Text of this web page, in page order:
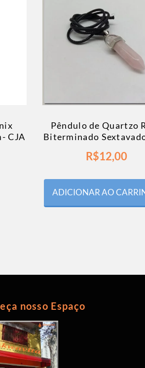
CJA
Pêndulo de Quartzo
Biterminado
R$12,00
ADICIONAR AO
nosso Espaço